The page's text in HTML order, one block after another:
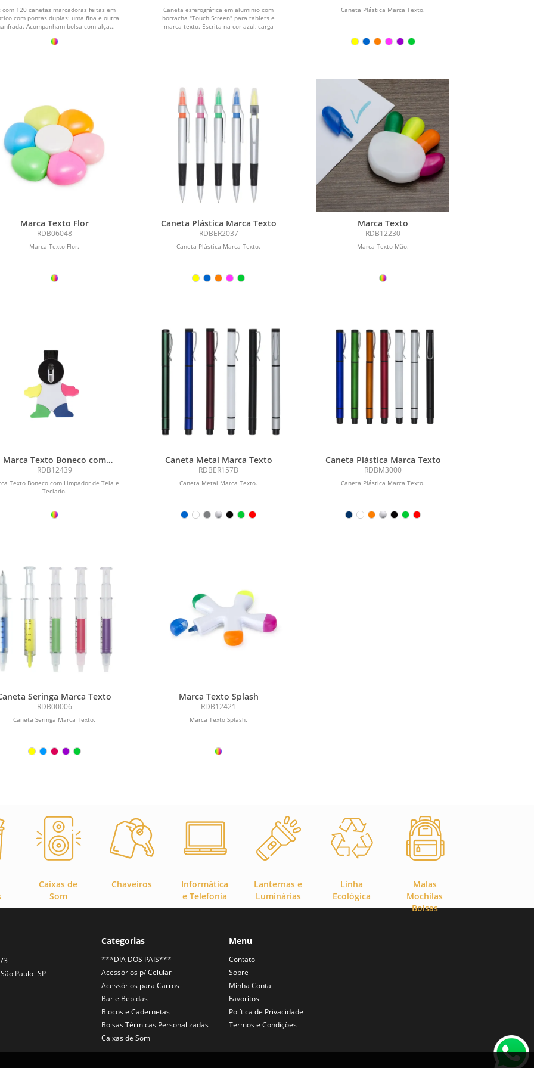
com 120 canetas marcadoras feitas em
com pontas duplas: uma fina e outra
Acompanham bolsa com alça...
Caneta esferográfica em aluminio com
borracha "Touch Screen" para tablets e
marca-texto. Escrita na cor azul, carga
Caneta Plástica Marca Texto.
Marca Texto Flor
RDB06048
Marca Texto Flor.
Caneta Plástica Marca Texto
RDBER2037
Caneta Plástica Marca Texto.
Marca Texto
RDB12230
Marca Texto Mão.
Marca Texto Boneco com
de Tela e Teclado
RDB12439
Texto Boneco com Limpador de Tela e
Teclado.
Caneta Metal Marca Texto
RDBER157B
Caneta Metal Marca Texto.
Caneta Plástica Marca Texto
RDBM3000
Caneta Plástica Marca Texto.
Seringa Marca Texto
RDB00006
Caneta Seringa Marca Texto.
Marca Texto Splash
RDB12421
Marca Texto Splash.
Caixas de
Som
Chaveiros
Informática
e Telefonia
Lanternas e
Luminárias
Linha
Ecológica
Malas
Mochilas
Bolsas
São Paulo -SP
Categorias
***DIA DOS PAIS***
Acessórios p/ Celular
Acessórios para Carros
Bar e Bebidas
Blocos e Cadernetas
Bolsas Térmicas Personalizadas
Caixas de Som
Menu
Contato
Sobre
Minha Conta
Favoritos
Política de Privacidade
Termos e Condições